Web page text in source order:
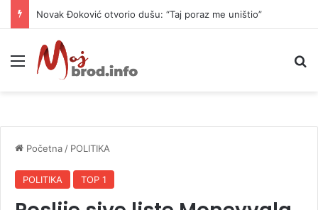
Novak Đoković otvorio dušu: “Taj poraz me uništio”
Meni
Početna / POLITIKA
POLITIKA TOP 1